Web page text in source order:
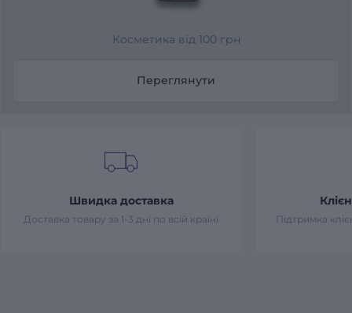
Косметика від 100 грн
Переглянути
Швидка доставка
Доставка товару за 1-3 дні по всій країні Підтримка